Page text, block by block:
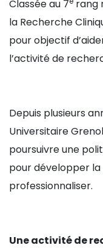
Classée au 7 rang
la Recherche
pour objectif
l’activité de
Depuis plusieurs
Universitaire
poursuivre une
pour développer
professionnaliser.
Une activité de